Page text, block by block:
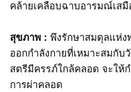
คล้ายเคลือบฉาบอารมณ์เสมื
สุขภาพ​ : พึงรักษาสมดุลแห่ง
ออกกำลังกายที่เหมาะสมกับ
สตรีมีครรภ์ใกล้คลอด จะให้
การผ่าคลอด